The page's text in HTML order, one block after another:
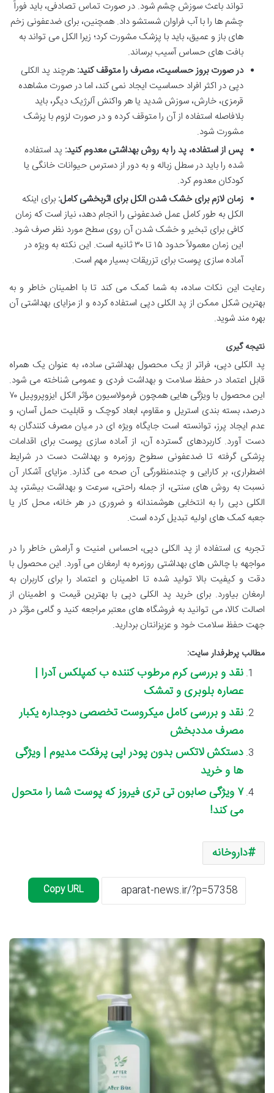
تواند باعث سوزش چشم شود. در صورت تماس تصادفی، باید فوراً
چشم ها را با آب فراوان شستشو داد. همچنین، برای ضدعفونی زخم
های باز و عمیق، باید با پزشک مشورت کرد؛ زیرا الکل می تواند به
بافت های حساس آسیب برساند.
در صورت بروز حساسیت، مصرف را متوقف کنید: هرچند پد الکلی
دپی در اکثر افراد حساسیت ایجاد نمی کند، اما در صورت مشاهده
قرمزی، خارش، سوزش شدید یا هر واکنش آلرژیک دیگر، باید
بلافاصله استفاده از آن را متوقف کرده و در صورت لزوم با پزشک
مشورت شود.
پس از استفاده، پد را به روش بهداشتی معدوم کنید: پد استفاده
شده را باید در سطل زباله و به دور از دسترس حیوانات خانگی یا
کودکان معدوم کرد.
زمان لازم برای خشک شدن الکل برای اثربخشی کامل: برای اینکه
الکل به طور کامل عمل ضدعفونی را انجام دهد، نیاز است که زمان
کافی برای تبخیر و خشک شدن آن روی سطح مورد نظر صرف شود.
این زمان معمولاً حدود ۱۵ تا ۳۰ ثانیه است. این نکته به ویژه در
آماده سازی پوست برای تزریقات بسیار مهم است.
رعایت این نکات ساده، به شما کمک می کند تا با اطمینان خاطر و به
بهترین شکل ممکن از پد الکلی دپی استفاده کرده و از مزایای بهداشتی آن
بهره مند شوید.
نتیجه گیری
پد الکلی دپی، فراتر از یک محصول بهداشتی ساده، به عنوان یک همراه
قابل اعتماد در حفظ سلامت و بهداشت فردی و عمومی شناخته می شود.
این محصول با ویژگی هایی همچون فرمولاسیون مؤثر الکل ایزوپروپیل ۷۰
درصد، بسته بندی استریل و مقاوم، ابعاد کوچک و قابلیت حمل آسان، و
عدم ایجاد پرز، توانسته است جایگاه ویژه ای در میان مصرف کنندگان به
دست آورد. کاربردهای گسترده آن، از آماده سازی پوست برای اقدامات
پزشکی گرفته تا ضدعفونی سطوح روزمره و بهداشت دست در شرایط
اضطراری، بر کارایی و چندمنظورگی آن صحه می گذارد. مزایای آشکار آن
نسبت به روش های سنتی، از جمله راحتی، سرعت و بهداشت بیشتر، پد
الکلی دپی را به انتخابی هوشمندانه و ضروری در هر خانه، محل کار یا
جعبه کمک های اولیه تبدیل کرده است.
تجربه ی استفاده از پد الکلی دپی، احساس امنیت و آرامش خاطر را در
مواجهه با چالش های بهداشتی روزمره به ارمغان می آورد. این محصول با
دقت و کیفیت بالا تولید شده تا اطمینان و اعتماد را برای کاربران به
ارمغان بیاورد. برای خرید پد الکلی دپی با بهترین قیمت و اطمینان از
اصالت کالا، می توانید به فروشگاه های معتبر مراجعه کنید و گامی مؤثر در
جهت حفظ سلامت خود و عزیزانتان بردارید.
مطالب پرطرفدار سایت:
نقد و بررسی کرم مرطوب کننده ب کمپلکس آدرا |
عصاره بلوبری و تمشک
نقد و بررسی کامل میکروست تخصصی دوجداره یکبار
مصرف مددبخش
دستکش لاتکس بدون پودر اپی پرفکت مدیوم | ویژگی
ها و خرید
۷ ویژگی صابون تی تری فیروز که پوست شما را متحول
می کند!
داروخانه
Copy URL